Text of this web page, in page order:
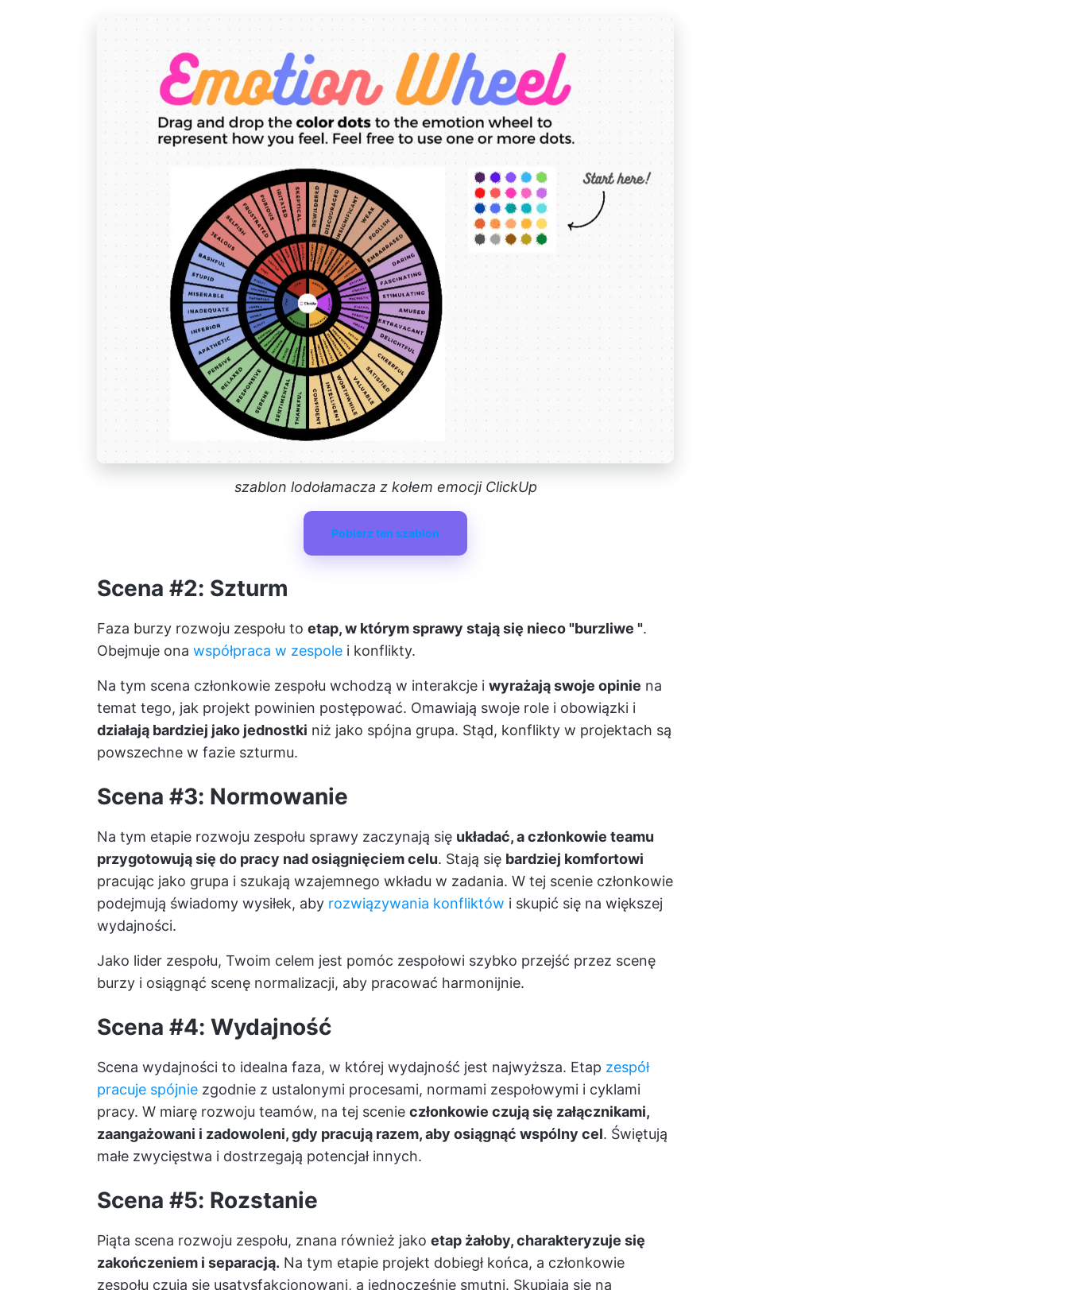
szablon lodołamacza z kołem emocji ClickUp
Pobierz ten szablon
Scena #2: Szturm
Faza burzy rozwoju zespołu to etap, w którym sprawy stają się nieco "burzliwe ".
Obejmuje ona współpraca w zespole i konflikty.
Na tym scena członkowie zespołu wchodzą w interakcje i wyrażają swoje opinie na
temat tego, jak projekt powinien postępować. Omawiają swoje role i obowiązki i
działają bardziej jako jednostki niż jako spójna grupa. Stąd, konflikty w projektach są
powszechne w fazie szturmu.
Scena #3: Normowanie
Na tym etapie rozwoju zespołu sprawy zaczynają się układać, a członkowie teamu
przygotowują się do pracy nad osiągnięciem celu. Stają się bardziej komfortowi
pracując jako grupa i szukają wzajemnego wkładu w zadania. W tej scenie członkowie
podejmują świadomy wysiłek, aby rozwiązywania konfliktów i skupić się na większej
wydajności.
Jako lider zespołu, Twoim celem jest pomóc zespołowi szybko przejść przez scenę
burzy i osiągnąć scenę normalizacji, aby pracować harmonijnie.
Scena #4: Wydajność
Scena wydajności to idealna faza, w której wydajność jest najwyższa. Etap zespół
pracuje spójnie zgodnie z ustalonymi procesami, normami zespołowymi i cyklami
pracy. W miarę rozwoju teamów, na tej scenie członkowie czują się załącznikami,
zaangażowani i zadowoleni, gdy pracują razem, aby osiągnąć wspólny cel. Świętują
małe zwycięstwa i dostrzegają potencjał innych.
Scena #5: Rozstanie
Piąta scena rozwoju zespołu, znana również jako etap żałoby, charakteryzuje się
zakończeniem i separacją. Na tym etapie projekt dobiegł końca, a członkowie
zespołu czują się usatysfakcjonowani, a jednocześnie smutni. Skupiają się na